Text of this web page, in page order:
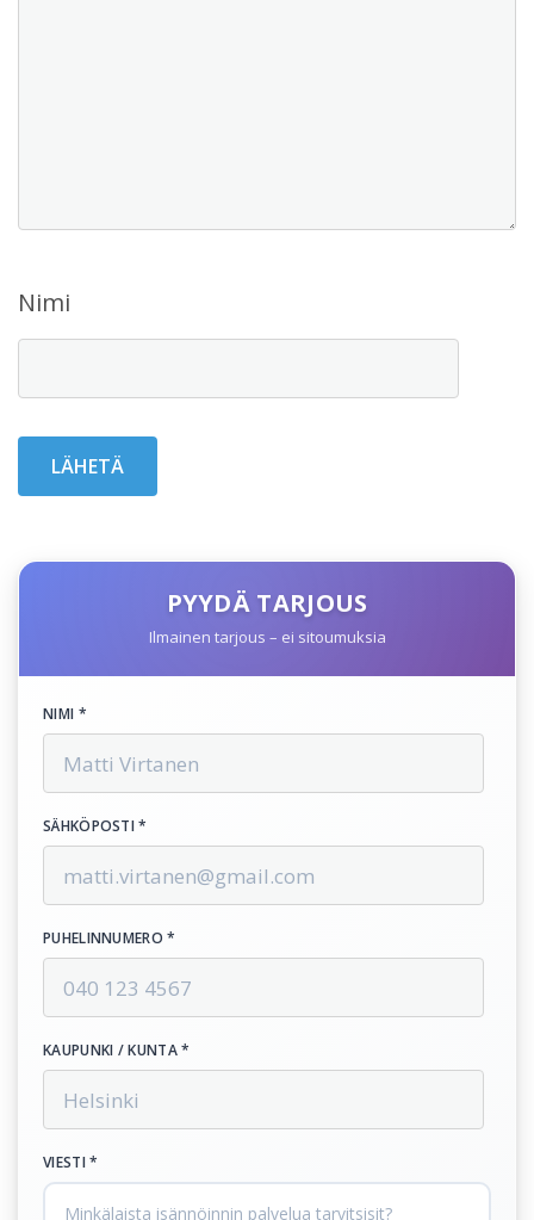
Nimi
PYYDÄ TARJOUS
Ilmainen tarjous – ei sitoumuksia
NIMI *
SÄHKÖPOSTI *
PUHELINNUMERO *
KAUPUNKI / KUNTA *
VIESTI *